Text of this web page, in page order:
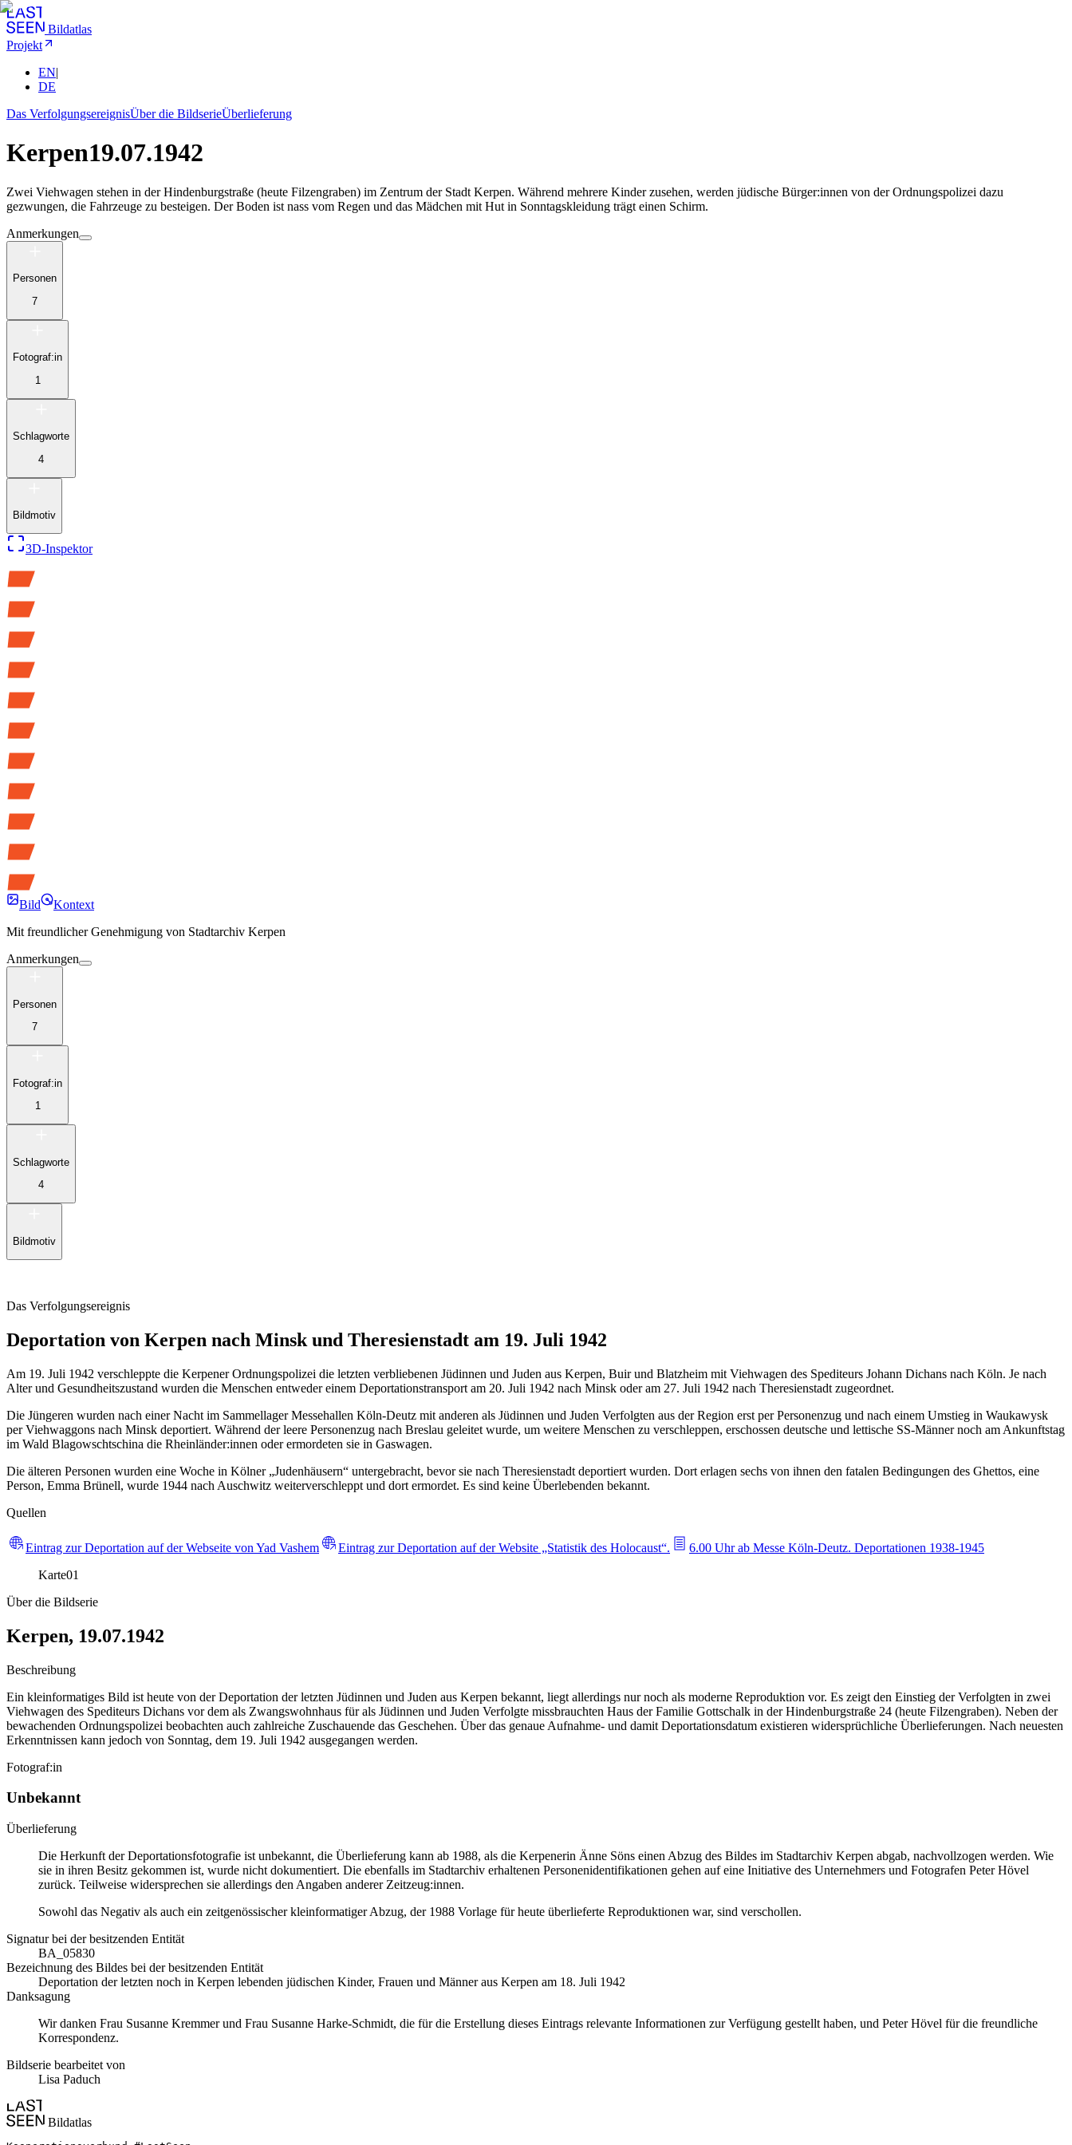
Bildatlas
Projekt
EN|
DE
Das VerfolgungsereignisÜber die BildserieÜberlieferung
Kerpen19.07.1942
Zwei Viehwagen stehen in der Hindenburgstraße (heute Filzengraben) im Zentrum der Stadt Kerpen. Während mehrere Kinder zusehen, werden jüdische Bürger:innen von der Ordnungspolizei dazu
gezwungen, die Fahrzeuge zu besteigen. Der Boden ist nass vom Regen und das Mädchen mit Hut in Sonntagskleidung trägt einen Schirm.
Anmerkungen
Personen
7
Fotograf:in
1
Schlagworte
4
Bildmotiv
3D-Inspektor
Bild
Kontext
Mit freundlicher Genehmigung von Stadtarchiv Kerpen
Anmerkungen
Personen
7
Fotograf:in
1
Schlagworte
4
Bildmotiv
Das Verfolgungsereignis
Deportation von Kerpen nach Minsk und Theresienstadt am 19. Juli 1942
Am 19. Juli 1942 verschleppte die Kerpener Ordnungspolizei die letzten verbliebenen Jüdinnen und Juden aus Kerpen, Buir und Blatzheim mit Viehwagen des Spediteurs Johann Dichans nach Köln. Je nach
Alter und Gesundheitszustand wurden die Menschen entweder einem Deportationstransport am 20. Juli 1942 nach Minsk oder am 27. Juli 1942 nach Theresienstadt zugeordnet.
Die Jüngeren wurden nach einer Nacht im Sammellager Messehallen Köln-Deutz mit anderen als Jüdinnen und Juden Verfolgten aus der Region erst per Personenzug und nach einem Umstieg in Waukawysk
per Viehwaggons nach Minsk deportiert. Während der leere Personenzug nach Breslau geleitet wurde, um weitere Menschen zu verschleppen, erschossen deutsche und lettische SS-Männer noch am Ankunftstag
im Wald Blagowschtschina die Rheinländer:innen oder ermordeten sie in Gaswagen.
Die älteren Personen wurden eine Woche in Kölner „Judenhäusern“ untergebracht, bevor sie nach Theresienstadt deportiert wurden. Dort erlagen sechs von ihnen den fatalen Bedingungen des Ghettos, eine
Person, Emma Brünell, wurde 1944 nach Auschwitz weiterverschleppt und dort ermordet. Es sind keine Überlebenden bekannt.
Quellen
Eintrag zur Deportation auf der Webseite von Yad Vashem Eintrag zur Deportation auf der Website „Statistik des Holocaust“.
6.00 Uhr ab Messe Köln-Deutz. Deportationen 1938-1945
Karte01
Über die Bildserie
Kerpen, 19.07.1942
Beschreibung
Ein kleinformatiges Bild ist heute von der Deportation der letzten Jüdinnen und Juden aus Kerpen bekannt, liegt allerdings nur noch als moderne Reproduktion vor. Es zeigt den Einstieg der Verfolgten in zwei
Viehwagen des Spediteurs Dichans vor dem als Zwangswohnhaus für als Jüdinnen und Juden Verfolgte missbrauchten Haus der Familie Gottschalk in der Hindenburgstraße 24 (heute Filzengraben). Neben der
bewachenden Ordnungspolizei beobachten auch zahlreiche Zuschauende das Geschehen. Über das genaue Aufnahme- und damit Deportationsdatum existieren widersprüchliche Überlieferungen. Nach neuesten
Erkenntnissen kann jedoch von Sonntag, dem 19. Juli 1942 ausgegangen werden.
Fotograf:in
Unbekannt
Überlieferung
Die Herkunft der Deportationsfotografie ist unbekannt, die Überlieferung kann ab 1988, als die Kerpenerin Änne Söns einen Abzug des Bildes im Stadtarchiv Kerpen abgab, nachvollzogen werden. Wie
sie in ihren Besitz gekommen ist, wurde nicht dokumentiert. Die ebenfalls im Stadtarchiv erhaltenen Personenidentifikationen gehen auf eine Initiative des Unternehmers und Fotografen Peter Hövel
zurück. Teilweise widersprechen sie allerdings den Angaben anderer Zeitzeug:innen.
Sowohl das Negativ als auch ein zeitgenössischer kleinformatiger Abzug, der 1988 Vorlage für heute überlieferte Reproduktionen war, sind verschollen.
Signatur bei der besitzenden Entität
BA_05830
Bezeichnung des Bildes bei der besitzenden Entität
Deportation der letzten noch in Kerpen lebenden jüdischen Kinder, Frauen und Männer aus Kerpen am 18. Juli 1942
Danksagung
Wir danken Frau Susanne Kremmer und Frau Susanne Harke-Schmidt, die für die Erstellung dieses Eintrags relevante Informationen zur Verfügung gestellt haben, und Peter Hövel für die freundliche
Korrespondenz.
Bildserie bearbeitet von
Lisa Paduch
Bildatlas